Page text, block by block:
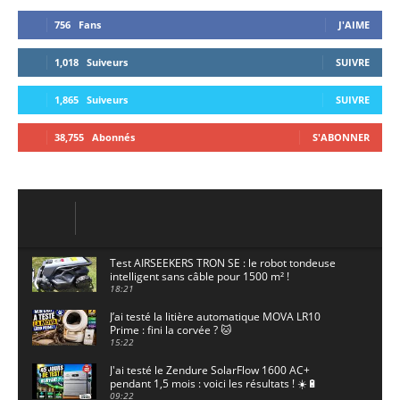
756 Fans J'AIME
1,018 Suiveurs SUIVRE
1,865 Suiveurs SUIVRE
38,755 Abonnés S'ABONNER
Test AIRSEEKERS TRON SE : le robot tondeuse
intelligent sans câble pour 1500 m² !
18:21
J’ai testé la litière automatique MOVA LR10
Prime : fini la corvée ? 🐱
15:22
J'ai testé le Zendure SolarFlow 1600 AC+
pendant 1,5 mois : voici les résultats ! ☀️🔋
09:22